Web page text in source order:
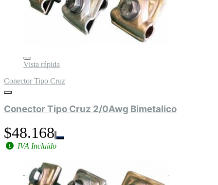
Vista rápida
Conector Tipo Cruz
Conector Tipo Cruz 2/0Awg Bimetalico
$48.168
IVA Incluido